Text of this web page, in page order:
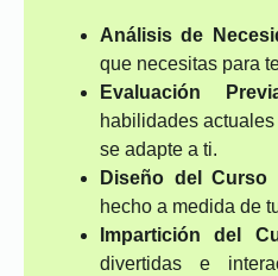
Análisis de
que necesitas para
Evaluación
habilidades
se adapte a ti.
Diseño del Curso
hecho a medida de
Impartición del
divertidas e